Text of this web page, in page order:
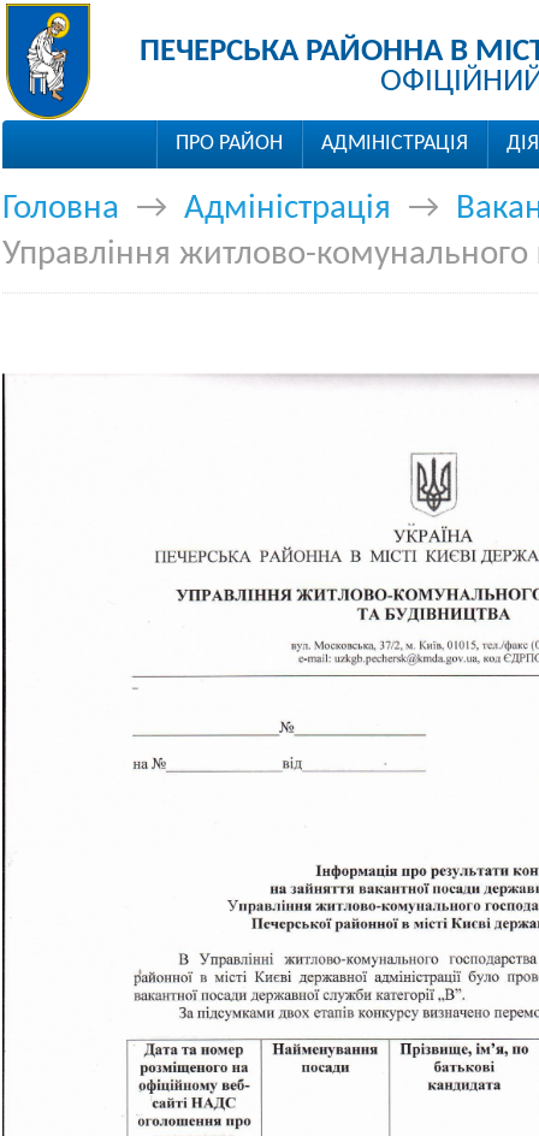
ПЕЧЕРСЬКА РАЙОННА В
ПРО РАЙОН АДМІНІСТРАЦІЯ
Головна → Адміністрація →
Управління житлово-комунального